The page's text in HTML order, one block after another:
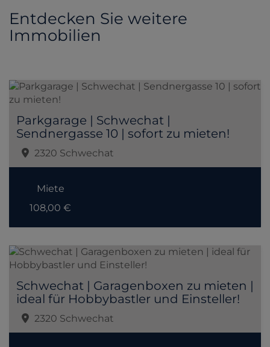
Entdecken Sie weitere
Immobilien
Parkgarage | Schwechat |
Sendnergasse 10 | sofort zu mieten!
2320 Schwechat
Miete
108,00 €
Schwechat | Garagenboxen zu mieten |
ideal für Hobbybastler und Einsteller!
2320 Schwechat